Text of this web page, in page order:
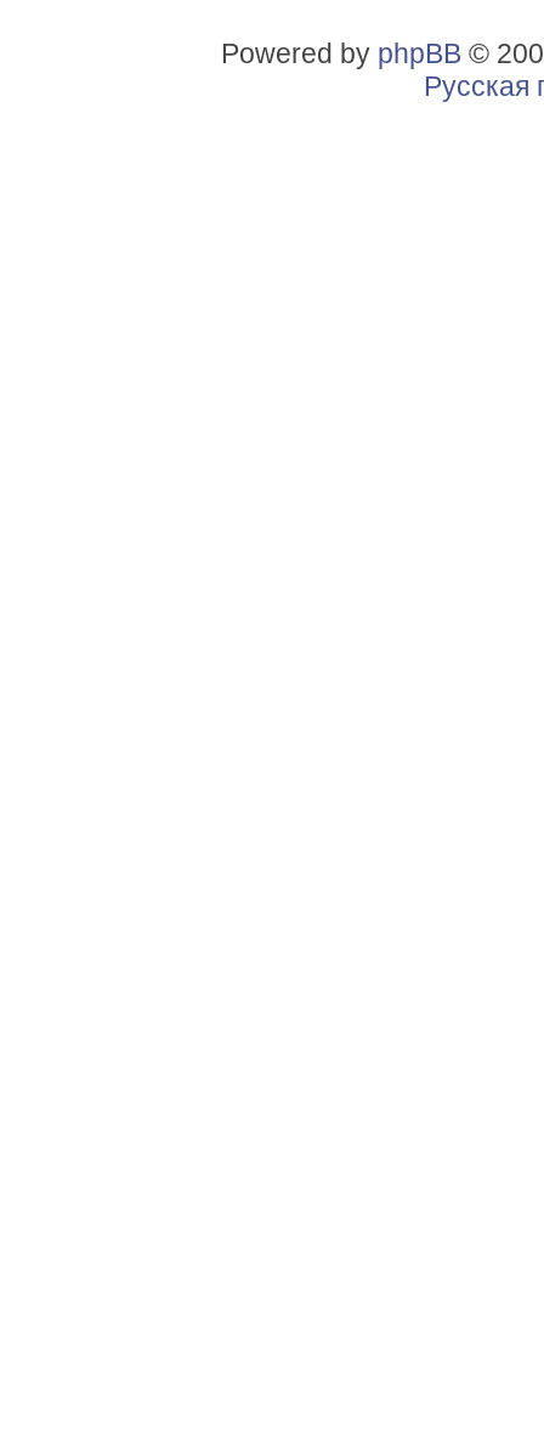
Powered by phpBB ©
Русская